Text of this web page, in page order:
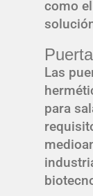
como
Las
para